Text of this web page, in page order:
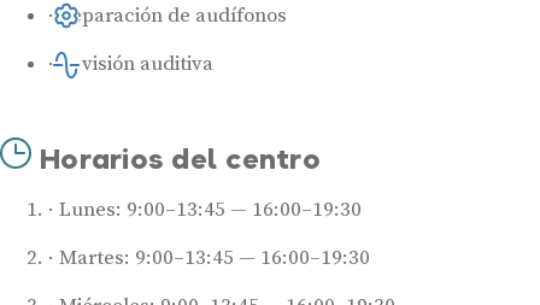
Reparación de audífonos
Revisión auditiva
Horarios del centro
Lunes: 9:00–13:45 — 16:00–19:30
Martes: 9:00–13:45 — 16:00–19:30